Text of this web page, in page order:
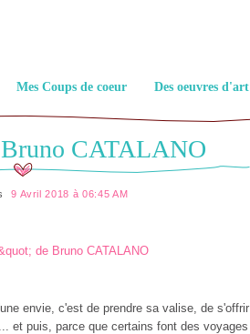
Mes Coups de coeur Des oeuvres d'art
CATALANO
9 Avril 2018 à 06:45 AM
envie, c'est de prendre sa valise, de s'offrir
et puis, parce que certains font des voyages